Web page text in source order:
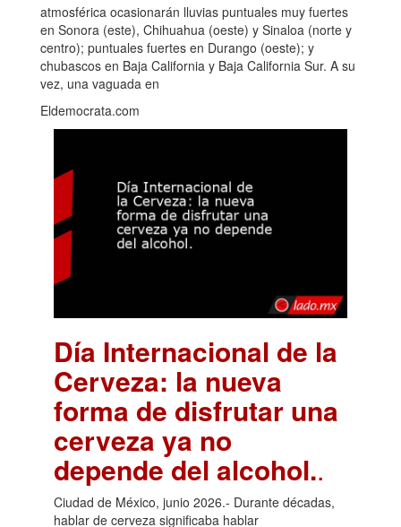
atmosférica ocasionarán lluvias puntuales muy fuertes
en Sonora (este), Chihuahua (oeste) y Sinaloa (norte y
centro); puntuales fuertes en Durango (oeste); y
chubascos en Baja California y Baja California Sur. A su
vez, una vaguada en
Eldemocrata.com
Día Internacional de la
Cerveza: la nueva
forma de disfrutar una
cerveza ya no
depende del alcohol..
Ciudad de México, junio 2026.- Durante décadas,
hablar de cerveza significaba hablar